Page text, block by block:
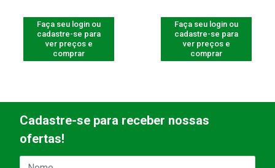
Faça seu login ou
cadastre-se para
ver preços e
comprar
Faça seu login ou
cadastre-se para
ver preços e
comprar
Cadastre-se para receber nossas
ofertas!